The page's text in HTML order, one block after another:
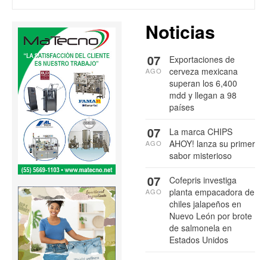
Noticias
Exportaciones de
cerveza mexicana
superan los 6,400
mdd y llegan a 98
países
07
AGO
La marca CHIPS
AHOY! lanza su primer
sabor misterioso
07
AGO
Cofepris investiga
planta empacadora de
chiles jalapeños en
Nuevo León por brote
de salmonela en
Estados Unidos
07
AGO